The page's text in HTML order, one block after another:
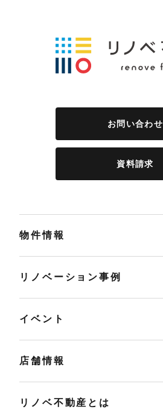
お問い合わせ
資料請求
物件情報
リノベーション事例
イベント
店舗情報
リノベ不動産とは